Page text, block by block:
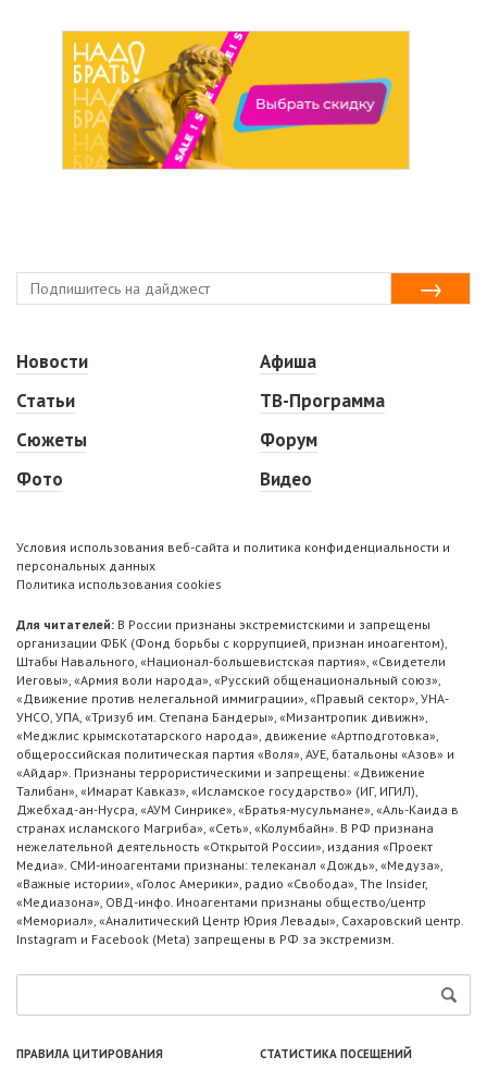
Новости
Статьи
Сюжеты
Фото
Афиша
ТВ-Программа
Форум
Видео
Условия использования веб-сайта и политика конфиденциальности и
персональных данных
Политика использования cookies
Для читателей: В России признаны экстремистскими и запрещены
организации ФБК (Фонд борьбы с коррупцией, признан иноагентом),
Штабы Навального, «Национал-большевистская партия», «Свидетели
Иеговы», «Армия воли народа», «Русский общенациональный союз»,
«Движение против нелегальной иммиграции», «Правый сектор», УНА-
УНСО, УПА, «Тризуб им. Степана Бандеры», «Мизантропик дивижн»,
«Меджлис крымскотатарского народа», движение «Артподготовка»,
общероссийская политическая партия «Воля», АУЕ, батальоны «Азов» и
«Айдар». Признаны террористическими и запрещены: «Движение
Талибан», «Имарат Кавказ», «Исламское государство» (ИГ, ИГИЛ),
Джебхад-ан-Нусра, «АУМ Синрике», «Братья-мусульмане», «Аль-Каида в
странах исламского Магриба», «Сеть», «Колумбайн». В РФ признана
нежелательной деятельность «Открытой России», издания «Проект
Медиа». СМИ-иноагентами признаны: телеканал «Дождь», «Медуза»,
«Важные истории», «Голос Америки», радио «Свобода», The Insider,
«Медиазона», ОВД-инфо. Иноагентами признаны общество/центр
«Мемориал», «Аналитический Центр Юрия Левады», Сахаровский центр.
Instagram и Facebook (Metа) запрещены в РФ за экстремизм.
ПРАВИЛА ЦИТИРОВАНИЯ СТАТИСТИКА ПОСЕЩЕНИЙ